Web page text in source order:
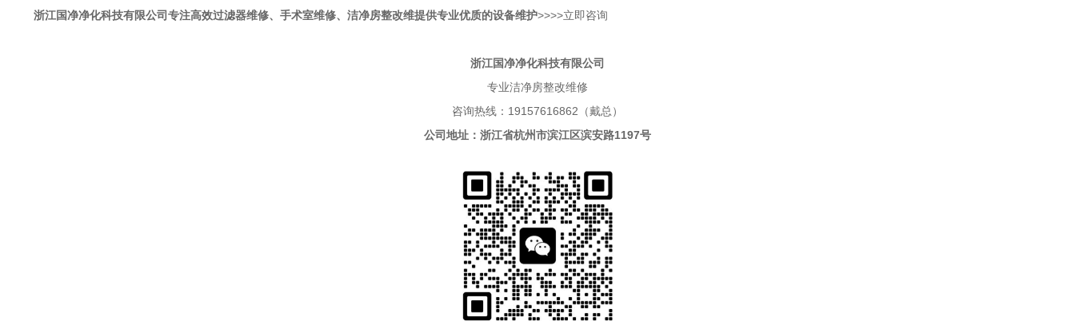
浙江国净净化科技有限公司专注高效过滤器维修、手术室维修、洁净房整改维提供专业优质的设备维护>>>>立即咨询
浙江国净净化科技有限公司
专业洁净房整改维修
咨询热线：19157616862（戴总）
公司地址：浙江省杭州市滨江区滨安路1197号